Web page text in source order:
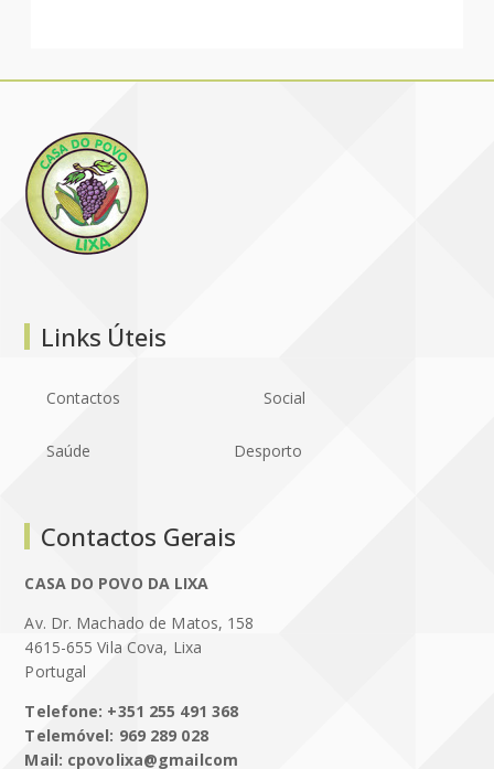
Links Úteis
Contactos Social
Saúde Desporto
Contactos Gerais
CASA DO POVO DA LIXA
Av. Dr. Machado de Matos, 158
4615-655 Vila Cova, Lixa
Portugal
Telefone: +351 255 491 368
Telemóvel: 969 289 028
Mail: cpovolixa@gmailcom